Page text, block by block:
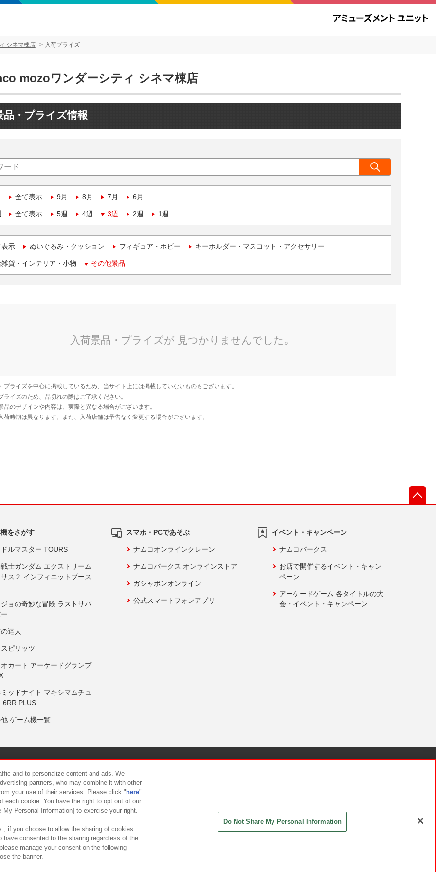
シネマ棟店 入荷プライズ
mozoワンダーシティ シネマ棟店
品・プライズ情報
全て表示 9月 8月 7月 6月
全て表示 5週 4週 3週 2週 1週
表示 ぬいぐるみ・クッション フィギュア・ホビー キーホルダー・マスコット・アクセサリー
貨・インテリア・小物 その他景品
をさがす
ルマスター TOURS
士ガンダム エクストリーム
ス２ インフィニットブース
ョの奇妙な冒険 ラストサバ
達人
ピリッツ
カート アーケードグランプ
ッドナイト マキシマムチュ
6RR PLUS
ゲーム機一覧
スマホ・PCであそぶ
ナムコオンラインクレーン
ナムコパークス オンラインストア
ガシャポンオンライン
公式スマートフォンアプリ
イベント・キャンペーン
ナムコパークス
お店で開催するイベント・キャン
ペーン
アーケードゲーム 各タイトルの大
会・イベント・キャンペーン
について カスタマーハラスメント対応方針
and to personalize content and ads. We
partners, who may combine it with other
your use of their services. Please click " here"
each cookie. You have the right to opt out of our
Personal Information] to exercise your right.
, if you choose to allow the sharing of cookies
have consented to the sharing regardless of the
manage your consent on the following
the banner.
Do Not Share My Personal Information